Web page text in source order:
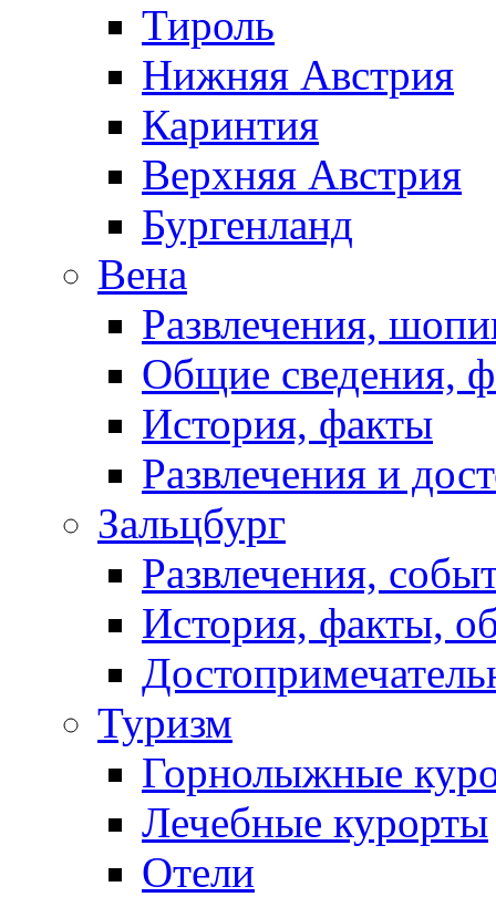
Тироль
Нижняя Австрия
Каринтия
Верхняя Австрия
Бургенланд
Вена
Развлечения,
Общие сведения,
История, факты
Развлечения и
Зальцбург
Развлечения,
История, факты,
Туризм
Горнолыжные
Лечебные курорты
Отели